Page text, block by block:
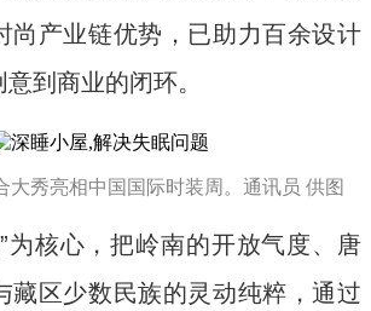
尚产业链优势，已助力百余设计
到商业的闭环。
大秀亮相中国国际时装周。通讯员 供图
为核心，把岭南的开放气度、唐
藏区少数民族的灵动纯粹，通过